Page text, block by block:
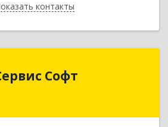
контакты
Назад
Софт
Компания Сервис Софт
край, Курганинск г,